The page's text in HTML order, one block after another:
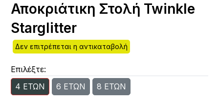
Αποκριάτικη Στολή Twinkle
Starglitter
Δεν επιτρέπεται η αντικαταβολή
Επιλέξτε:
4 ΕΤΩΝ
6 ΕΤΩΝ 8 ΕΤΩΝ